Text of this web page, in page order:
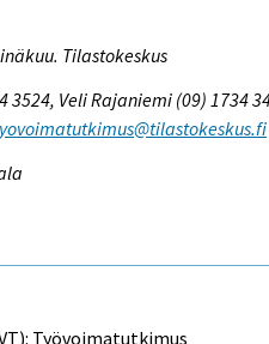
Tilastokeskus
Veli Rajaniemi (09) 1734
Työvoimatutkimus